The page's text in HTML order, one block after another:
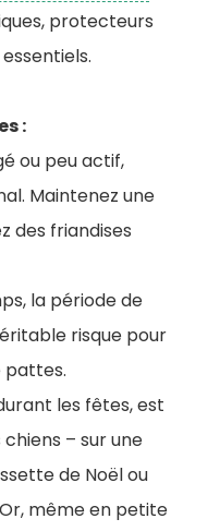
protecteurs
:
ou peu actif,
Maintenez une
des friandises
la période de
risque pour
pattes.
les fêtes, est
– sur une
de Noël ou
même en petite